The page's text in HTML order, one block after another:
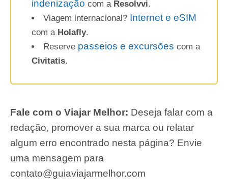
indenização com a Resolvvi.
Viagem internacional? Internet e eSIM
com a Holafly.
Reserve passeios e excursões com a
Civitatis.
Fale com o Viajar Melhor: Deseja falar com a
redação, promover a sua marca ou relatar
algum erro encontrado nesta página? Envie
uma mensagem para
contato@guiaviajarmelhor.com